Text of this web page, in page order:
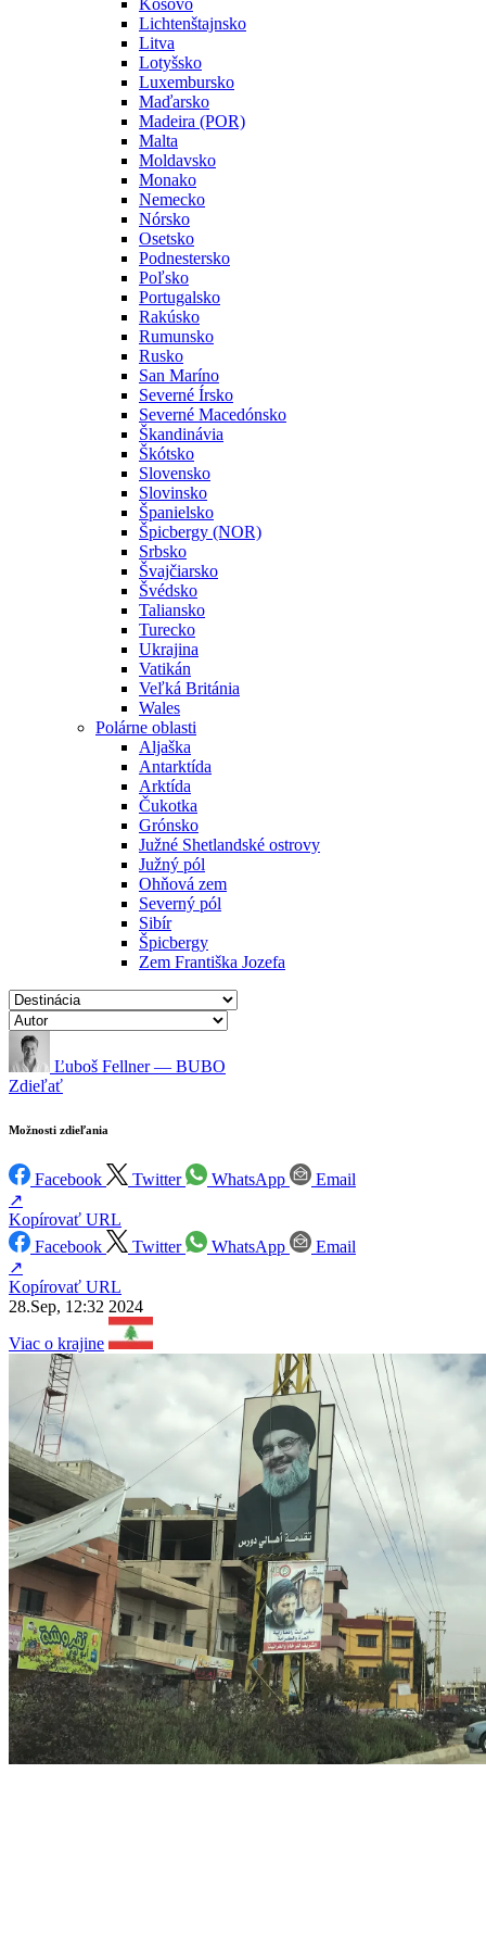
Kosovo
Lichtenštajnsko
Litva
Lotyšsko
Luxembursko
Maďarsko
Madeira (POR)
Malta
Moldavsko
Monako
Nemecko
Nórsko
Osetsko
Podnestersko
Poľsko
Portugalsko
Rakúsko
Rumunsko
Rusko
San Maríno
Severné Írsko
Severné Macedónsko
Škandinávia
Škótsko
Slovensko
Slovinsko
Španielsko
Špicbergy (NOR)
Srbsko
Švajčiarsko
Švédsko
Taliansko
Turecko
Ukrajina
Vatikán
Veľká Británia
Wales
Polárne oblasti
Aljaška
Antarktída
Arktída
Čukotka
Grónsko
Južné Shetlandské ostrovy
Južný pól
Ohňová zem
Severný pól
Sibír
Špicbergy
Zem Františka Jozefa
Ľuboš Fellner — BUBO
Zdieľať
Možnosti zdieľania
Facebook Twitter WhatsApp
Email
↗
Kopírovať URL
Facebook
Twitter WhatsApp
Email
↗
Kopírovať URL
28.Sep, 12:32 2024
Viac o krajine